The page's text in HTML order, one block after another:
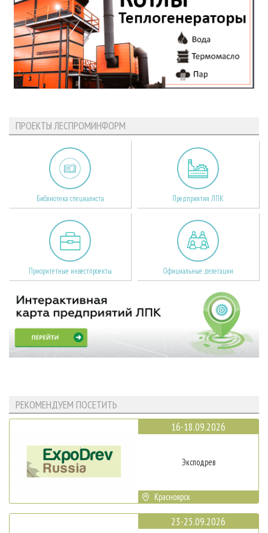
ПРОЕКТЫ ЛЕСПРОМИНФОРМ
Библиотека специалиста Предприятия ЛПК
Приоритетные инвестпроекты Официальные делегации
РЕКОМЕНДУЕМ ПОСЕТИТЬ
16-18.09.2026
Эксподрев
Красноярск
23-25.09.2026